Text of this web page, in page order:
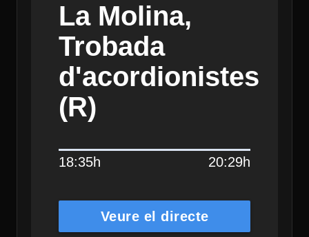
La Molina,
Trobada
d'acordionistes
(R)
18:35h 20:29h
Veure el directe